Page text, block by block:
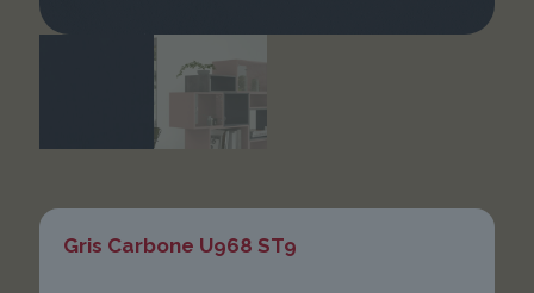
Gris Carbone U968 ST9